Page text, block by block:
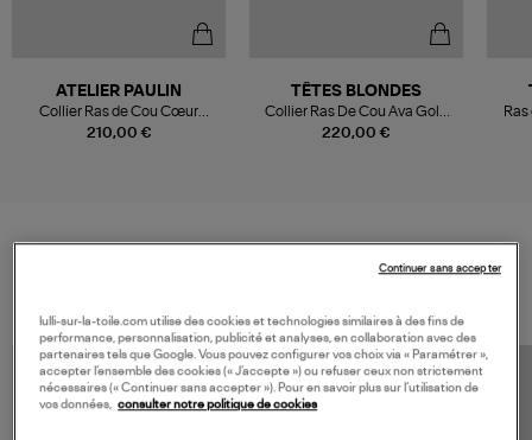
210,00 €
ATELIER PAULIN
Collier Ras de Cou Cœur
Attache moi Gold Filled
220,00 €
TÊTES BLONDES
Collier Ras De Cou Ava Gold
Spinelle Gold 38 cm
lulli-sur-la-toile.com utilise des cookies et technologies similaires à des fins de
performance, personnalisation, publicité et analyses, en collaboration avec des
partenaires tels que Google. Vous pouvez configurer vos choix via « Paramétrer »,
accepter l’ensemble des cookies (« J’accepte ») ou refuser ceux non strictement
nécessaires (« Continuer sans accepter »). Pour en savoir plus sur l’utilisation de
vos données, consulter notre politique de cookies
Continuer sans accepter